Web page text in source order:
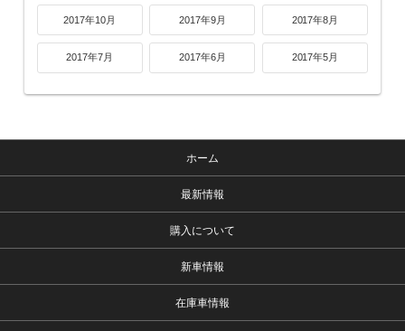
2017年10月 2017年9月 2017年8月
2017年7月 2017年6月 2017年5月
ホーム
最新情報
購入について
新車情報
在庫車情報